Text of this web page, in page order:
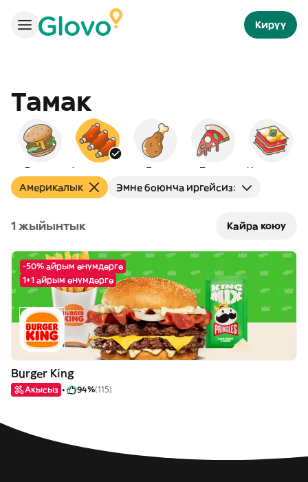
Кирүү
Тамак
Бургер Америкалык Тоок Пицца Италиялык
Америкалык Эмне боюнча иргейсиз:
1 жыйынтык Кайра коюу
-50% айрым өнүмдөргө
1+1 айрым өнүмдөргө
Burger King
Акысыз 94%(115)